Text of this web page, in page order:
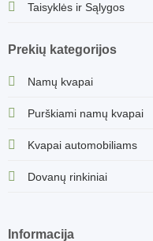
Taisyklės ir Sąlygos
Prekių kategorijos
Namų kvapai
Purškiami namų kvapai
Kvapai automobiliams
Dovanų rinkiniai
Informacija